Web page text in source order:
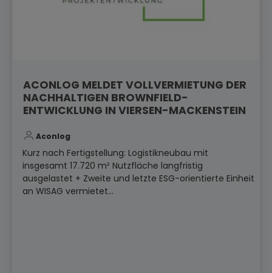
ACONLOG MELDET VOLLVERMIETUNG DER
NACHHALTIGEN BROWNFIELD-
ENTWICKLUNG IN VIERSEN-MACKENSTEIN
Aconlog
Kurz nach Fertigstellung: Logistikneubau mit
insgesamt 17.720 m² Nutzfläche langfristig
ausgelastet + Zweite und letzte ESG-orientierte Einheit
an WISAG vermietet...